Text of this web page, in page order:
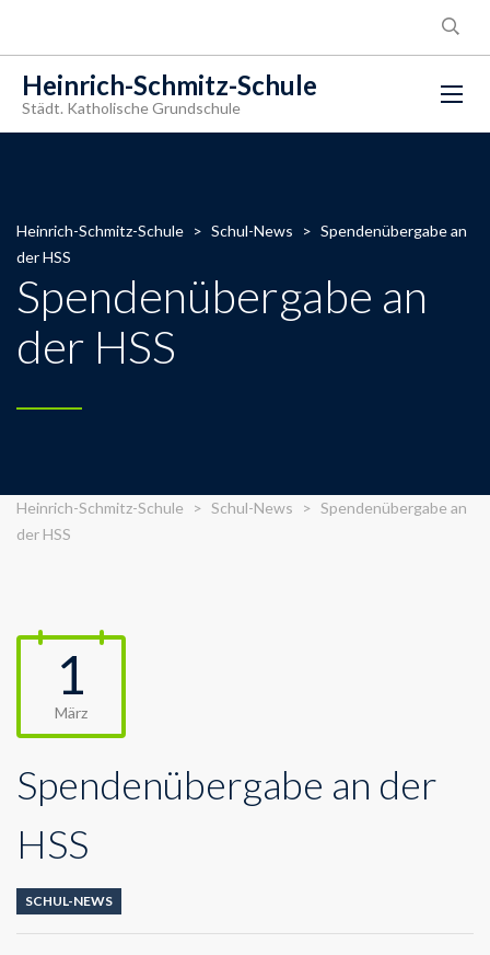
Heinrich-Schmitz-Schule
Städt. Katholische Grundschule
Heinrich-Schmitz-Schule > Schul-News > Spendenübergabe an
der HSS
Spendenübergabe an
der HSS
Heinrich-Schmitz-Schule > Schul-News > Spendenübergabe an
der HSS
1
März
Spendenübergabe an der
HSS
SCHUL-NEWS